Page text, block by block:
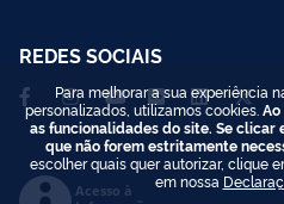
REDES SOCIAIS
Acesso à
Para melhorar a sua experiência
personalizados, utilizamos cookies.
as funcionalidades do site. Se clicar
que não forem estritamente
escolher quais quer autorizar, clique
em nossa